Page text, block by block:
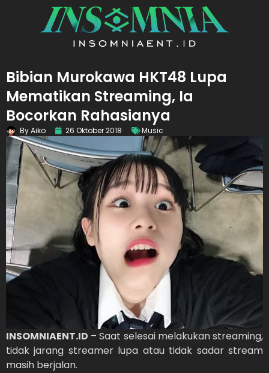
Bibian Murokawa HKT48 Lupa
Mematikan Streaming, Ia
Bocorkan Rahasianya
ByAiko 26 Oktober 2018 Music
INSOMNIAENT.ID – Saat selesai melakukan streaming,
tidak jarang streamer lupa atau tidak sadar stream
masih berjalan.